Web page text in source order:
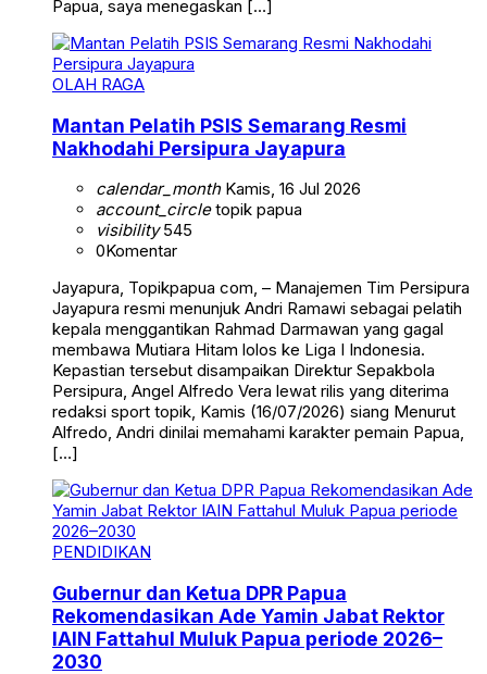
Papua, saya menegaskan […]
OLAH RAGA
Mantan Pelatih PSIS Semarang Resmi
Nakhodahi Persipura Jayapura
calendar_monthKamis, 16 Jul 2026
account_circletopik papua
visibility545
0Komentar
Jayapura, Topikpapua com, – Manajemen Tim Persipura
Jayapura resmi menunjuk Andri Ramawi sebagai pelatih
kepala menggantikan Rahmad Darmawan yang gagal
membawa Mutiara Hitam lolos ke Liga I Indonesia.
Kepastian tersebut disampaikan Direktur Sepakbola
Persipura, Angel Alfredo Vera lewat rilis yang diterima
redaksi sport topik, Kamis (16/07/2026) siang Menurut
Alfredo, Andri dinilai memahami karakter pemain Papua,
[…]
PENDIDIKAN
Gubernur dan Ketua DPR Papua
Rekomendasikan Ade Yamin Jabat Rektor
IAIN Fattahul Muluk Papua periode 2026–
2030